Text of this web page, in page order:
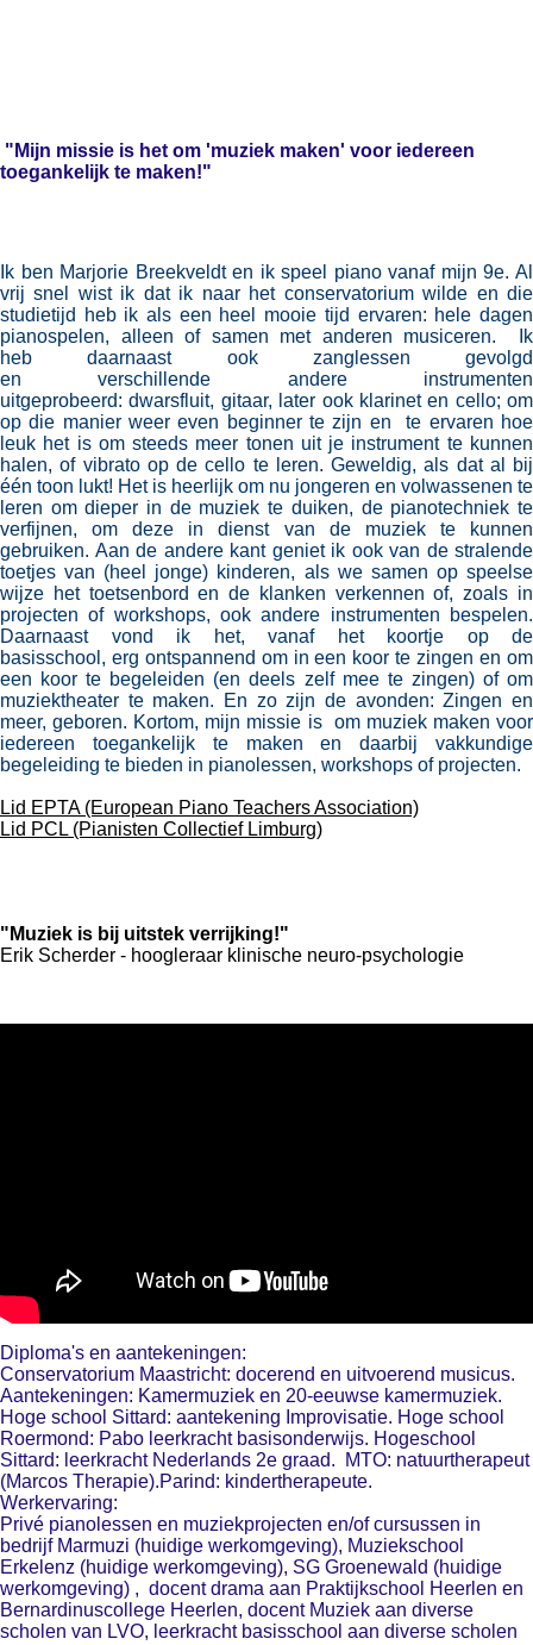
"Mijn missie is het om 'muziek maken' voor iedereen
toegankelijk te maken!"
Ik ben Marjorie Breekveldt en ik speel piano vanaf mijn 9e. Al
vrij snel wist ik dat ik naar het conservatorium wilde en die
studietijd heb ik als een heel mooie tijd ervaren: hele dagen
pianospelen, alleen of samen met anderen musiceren. Ik
heb daarnaast ook zanglessen gevolgd
en verschillende andere instrumenten
uitgeprobeerd: dwarsfluit, gitaar, later ook klarinet en cello; om
op die manier weer even beginner te zijn en te ervaren hoe
leuk het is om steeds meer tonen uit je instrument te kunnen
halen, of vibrato op de cello te leren. Geweldig, als dat al bij
één toon lukt! Het is heerlijk om nu jongeren en volwassenen te
leren om dieper in de muziek te duiken, de pianotechniek te
verfijnen, om deze in dienst van de muziek te kunnen
gebruiken. Aan de andere kant geniet ik ook van de stralende
toetjes van (heel jonge) kinderen, als we samen op speelse
wijze het toetsenbord en de klanken verkennen of, zoals in
projecten of workshops, ook andere instrumenten bespelen.
Daarnaast vond ik het, vanaf het koortje op de
basisschool, erg ontspannend om in een koor te zingen en om
een koor te begeleiden (en deels zelf mee te zingen) of om
muziektheater te maken. En zo zijn de avonden: Zingen en
meer, geboren. Kortom, mijn missie is om muziek maken voor
iedereen toegankelijk te maken en daarbij vakkundige
begeleiding te bieden in pianolessen, workshops of projecten.
Lid EPTA (European Piano Teachers Association)
Lid PCL (Pianisten Collectief Limburg)
"Muziek is bij uitstek verrijking!"
Erik Scherder - hoogleraar klinische neuro-psychologie
Diploma's en aantekeningen:
Conservatorium Maastricht: docerend en uitvoerend musicus.
Aantekeningen: Kamermuziek en 20-eeuwse kamermuziek.
Hoge school Sittard: aantekening Improvisatie. Hoge school
Roermond: Pabo leerkracht basisonderwijs. Hogeschool
Sittard: leerkracht Nederlands 2e graad. MTO: natuurtherapeut
(Marcos Therapie).Parind: kindertherapeute.
Werkervaring:
Privé pianolessen en muziekprojecten en/of cursussen in
bedrijf Marmuzi (huidige werkomgeving), Muziekschool
Erkelenz (huidige werkomgeving), SG Groenewald (huidige
werkomgeving) , docent drama aan Praktijkschool Heerlen en
Bernardinuscollege Heerlen, docent Muziek aan diverse
scholen van LVO, leerkracht basisschool aan diverse scholen